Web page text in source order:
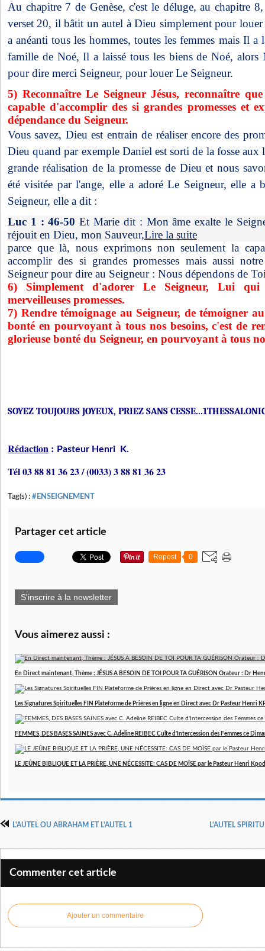
Au chapitre 7 de Genèse, c'est le déluge, au chapitre
verset 20, il bâtit un autel à Dieu simplement pour
a anéanti tous les hommes, toutes les femmes mais Il a
famille de Noé, Il a laissé tous les biens de Noé,
pour dire merci Seigneur, pour louer Le Seigneur.
5) Reconnaître Le Seigneur Jésus, reconnaître
capable d'accomplir des si grandes promesses et
dépendance du Seigneur.
Vous savez, Dieu est entrain de réaliser encore des
Dieu quand par exemple Daniel est sorti de la fosse aux
grande réalisation de la promesse de Dieu et nous
été visitée par l'ange, elle a adoré Le Seigneur, elle a
Seigneur, elle a dit :
Luc 1 : 46-50 Et Marie dit : Mon âme exalte le
réjouit en Dieu, mon Sauveur,Lire la suite
parce que là, nous exprimons non seulement la
accomplir des si grandes promesses mais aussi
Seigneur pour dire au Seigneur : Nous dépendons de
6) Simplement d'adorer Le Seigneur, Lui
merveilleuses promesses.
7) Rendre témoignage au Seigneur, de témoigner
bonté en pourvoyant à tous nos besoins, c'est de
glorieuse bonté du Seigneur, en pourvoyant à tous
SOYEZ TOUJOURS JOYEUX, PRIEZ SANS
Rédaction : Pasteur Henri K.
Tél 03 88 81 36 23 / (0033) 3 88 81 36 23
Tag(s) : #ENSEIGNEMENT
Partager cet article
Repost 0
S'inscrire à la newsletter
Vous aimerez aussi :
En Direct maintenant, Thème : JÉSUS A BESOIN DE TOI POUR TA GUÉRISON Orateur : Dr
Les Signatures Spirituelles FIN Plateforme de Prières en ligne en Direct avec Dr Pasteur Henri
FEMMES, DES BASES SAINES avec C. Adeline REIBEC Culte d'Intercession des Femmes ce
LE JEÛNE BIBLIQUE ET LA PRIÈRE, UNE NÉCESSITE: CAS DE MOÏSE par le Pasteur Henri
L'AUTEL OU ABRAHAM ET L'AUTEL 1 L'AUTEL
Commenter cet article
Ajouter un commentaire